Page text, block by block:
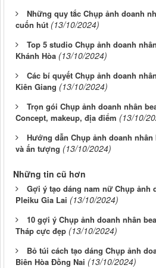
Những quy tắc Chụp ảnh doanh
cuốn hút (13/10/2024)
Top 5 studio Chụp ảnh doanh
Khánh Hòa (13/10/2024)
Các bí quyết Chụp ảnh doanh
Kiên Giang (13/10/2024)
Trọn gói Chụp ảnh doanh nhân
Concept, makeup, địa điểm (13/10/
Hướng dẫn Chụp ảnh doanh
và ấn tượng (13/10/2024)
Những tin cũ hơn
Gợi ý tạo dáng nam nữ Chụp ảnh
Pleiku Gia Lai (13/10/2024)
10 gợi ý Chụp ảnh doanh nhân
Tháp cực đẹp (13/10/2024)
Bỏ túi cách tạo dáng Chụp ảnh
Biên Hòa Đồng Nai (13/10/2024)